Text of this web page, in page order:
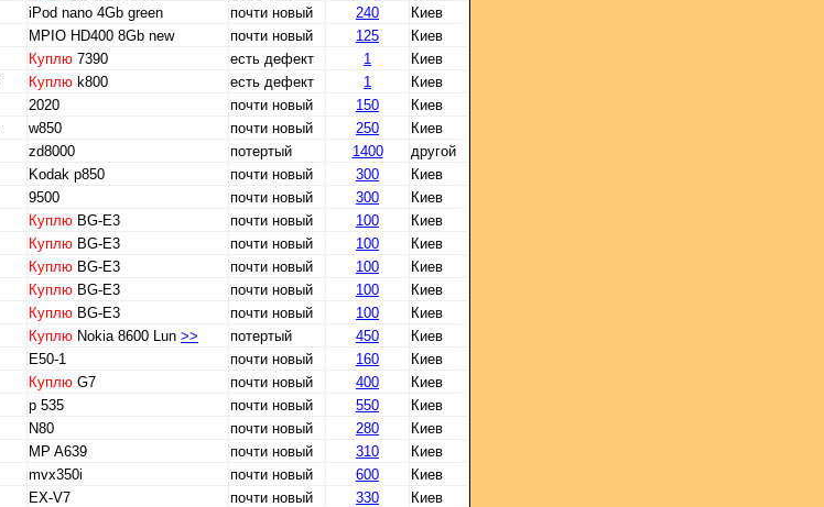
iPod nano 4Gb green почти новый 240
Киев
MPIO HD400 8Gb new почти новый 125
Киев
Куплю 7390 есть дефект 1
Киев
Куплю k800 есть дефект 1
Киев
2020 почти новый 150
Киев
w850 почти новый 250
Киев
zd8000 потертый 1400
другой
Kodak p850 почти новый 300
Киев
9500 почти новый 300
Киев
Куплю BG-E3 почти новый 100
Киев
Куплю BG-E3 почти новый 100
Киев
Куплю BG-E3 почти новый 100
Киев
Куплю BG-E3 почти новый 100
Киев
Куплю BG-E3 почти новый 100
Киев
Куплю Nokia 8600 Lun >> потертый 450
Киев
Е50-1 почти новый 160
Киев
Куплю G7 почти новый 400
Киев
p 535 почти новый 550
Киев
N80 почти новый 280
Киев
MP A639 почти новый 310
Киев
mvx350i почти новый 600
Киев
EX-V7 почти новый 330
Киев